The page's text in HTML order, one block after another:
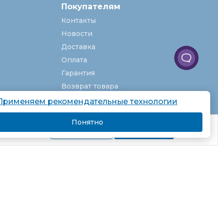
Подробнее Я согласен
Покупателям
Контакты
Новости
Доставка
Оплата
Гарантия
Возврат товара
Услуги
О компании
Вакансии
Карта сайта
рекомендательные технологии
Понятно